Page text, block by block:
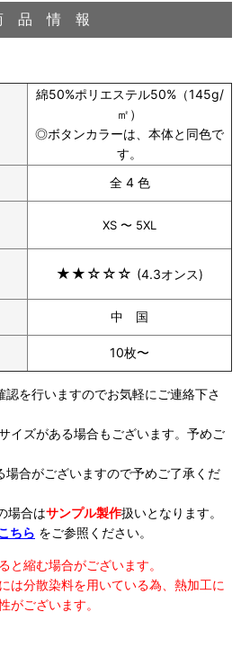
品 情 報
綿50%ポリエステル50%（145g/
㎡）
◎ボタンカラーは、本体と同色で
す。
全 4 色
XS 〜 5XL
★★ ☆ ☆ ☆ (4.3オンス)
中 国
10枚〜
を行いますのでお気軽にご連絡下さ
イズがある場合もございます。予めご
合がございますので予めご了承くだ
場合はサンプル製作扱いとなります。
ちら をご参照ください。
縮む場合がございます。
は分散染料を用いている為、熱加工に
がございます。